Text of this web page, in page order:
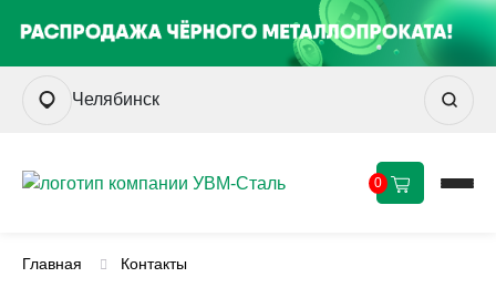
Челябинск
0
Главная Контакты